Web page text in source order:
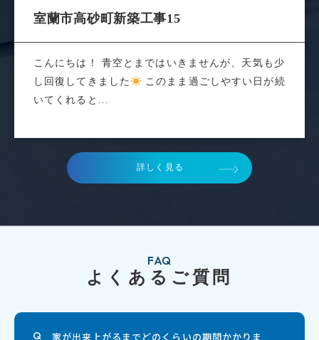
室蘭市高砂町新築工事15
こんにちは！ 青空とまではいきませんが、天気も少
し回復してきました
このまま過ごしやすい日が続
いてくれると...
詳しく見る
FAQ
よくあるご質問
家が出来上がるまでどのくらいの期間かかりま